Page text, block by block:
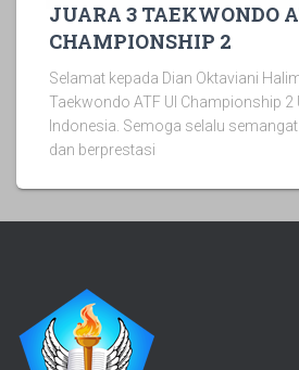
JUARA 3 TAEKWONDO
CHAMPIONSHIP 2
Selamat kepada Dian Oktaviani
Taekwondo ATF UI Championship 2
Indonesia. Semoga selalu
dan berprestasi